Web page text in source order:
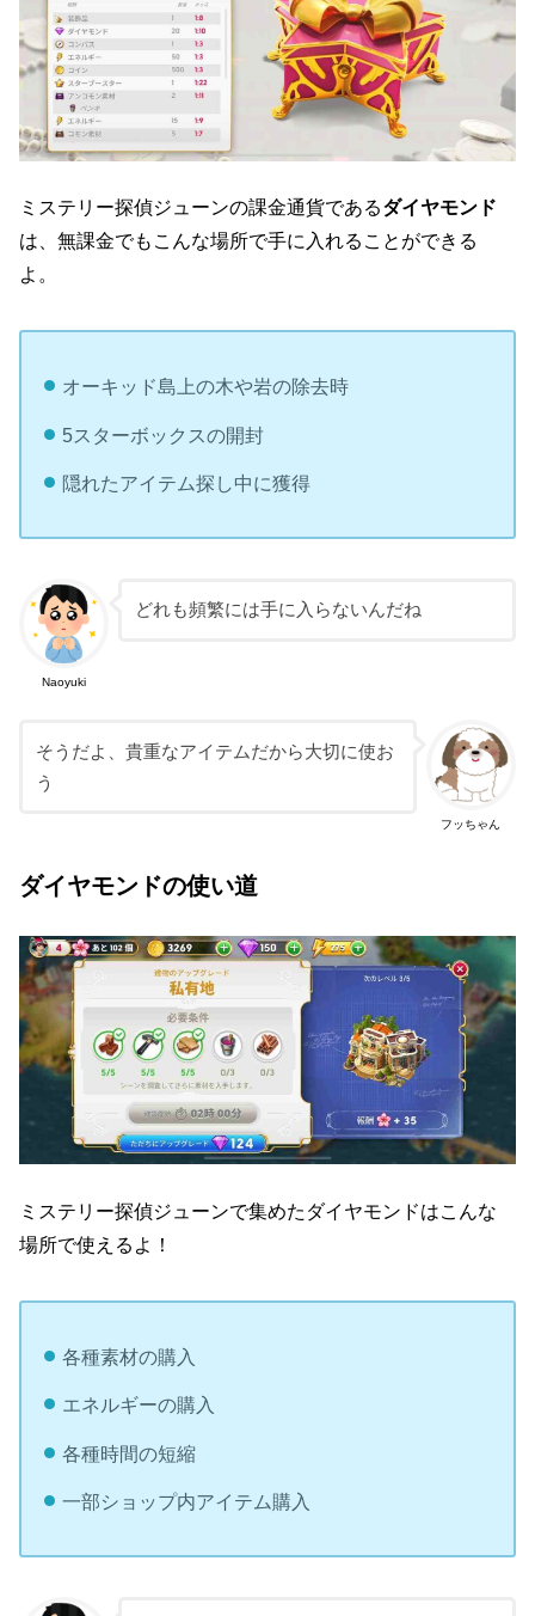
ミステリー探偵ジューンの課金通貨であるダイヤモンド
は、無課金でもこんな場所で手に入れることができる
よ。
オーキッド島上の木や岩の除去時
5スターボックスの開封
隠れたアイテム探し中に獲得
Naoyuki
どれも頻繁には手に入らないんだね
フッちゃん
そうだよ、貴重なアイテムだから大切に使お
う
ダイヤモンドの使い道
ミステリー探偵ジューンで集めたダイヤモンドはこんな
場所で使えるよ！
各種素材の購入
エネルギーの購入
各種時間の短縮
一部ショップ内アイテム購入